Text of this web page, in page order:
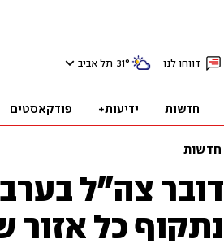
דווחו לנו 31° תל אביב
חדשות ידיעות+ פודקאסטים
חדשות
דובר צה"ל
נתקוף כל